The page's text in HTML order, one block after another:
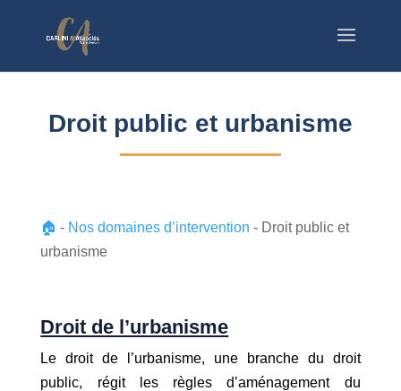
Droit public et urbanisme
🏠 - Nos domaines d’intervention - Droit public et
urbanisme
Droit de l’urbanisme
Le droit de l’urbanisme, une branche du droit
public, régit les règles d’aménagement du